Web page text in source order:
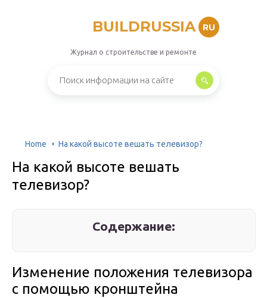
BUILDRUSSIA RU
Журнал о строительстве и ремонте
Home На какой высоте вешать телевизор?
На какой высоте вешать
телевизор?
Содержание:
Изменение положения телевизора
с помощью кронштейна